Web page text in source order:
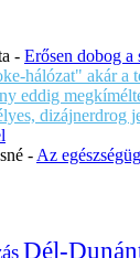
- Erősen dobog
hálózat" akár a
eddig
dizájnerdrog
- Az
Dél-